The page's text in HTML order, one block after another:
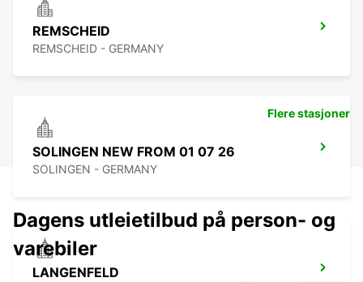
REMSCHEID
REMSCHEID - GERMANY
SOLINGEN NEW FROM 01 07 26
SOLINGEN - GERMANY
LANGENFELD
Flere stasjoner
Dagens utleietilbud på person- og
varebiler